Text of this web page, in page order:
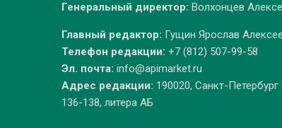
Генеральный директор: Волхонцев
Главный редактор: Гущин Ярослав
Телефон редакции: +7 (812) 507-99-58
Эл. почта: info@apimarket.ru
Адрес редакции: 190020, Санкт-
136-138, литера АБ